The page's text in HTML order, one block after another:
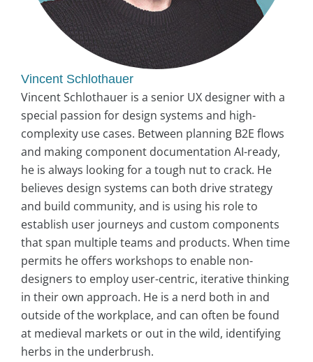
Vincent Schlothauer
Vincent Schlothauer is a senior UX designer with a
special passion for design systems and high-
complexity use cases. Between planning B2E flows
and making component documentation AI-ready,
he is always looking for a tough nut to crack. He
believes design systems can both drive strategy
and build community, and is using his role to
establish user journeys and custom components
that span multiple teams and products. When time
permits he offers workshops to enable non-
designers to employ user-centric, iterative thinking
in their own approach. He is a nerd both in and
outside of the workplace, and can often be found
at medieval markets or out in the wild, identifying
herbs in the underbrush.